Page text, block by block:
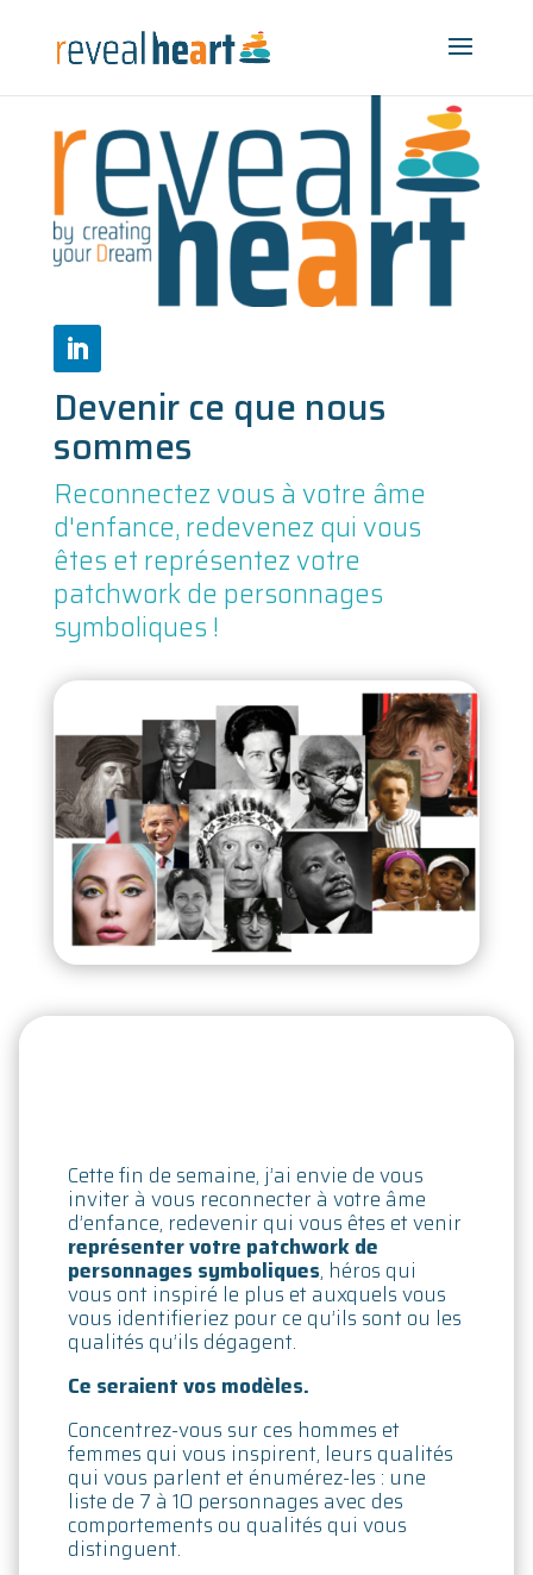
Devenir ce que nous
sommes
Reconnectez vous à votre âme
d'enfance, redevenez qui vous
êtes et représentez votre
patchwork de personnages
symboliques !
Cette fin de semaine, j’ai envie de vous
inviter à vous reconnecter à votre âme
d’enfance, redevenir qui vous êtes et venir
représenter votre patchwork de
personnages symboliques, héros qui
vous ont inspiré le plus et auxquels vous
vous identifieriez pour ce qu’ils sont ou les
qualités qu’ils dégagent.
Ce seraient vos modèles.
Concentrez-vous sur ces hommes et
femmes qui vous inspirent, leurs qualités
qui vous parlent et énumérez-les : une
liste de 7 à 10 personnages avec des
comportements ou qualités qui vous
distinguent.